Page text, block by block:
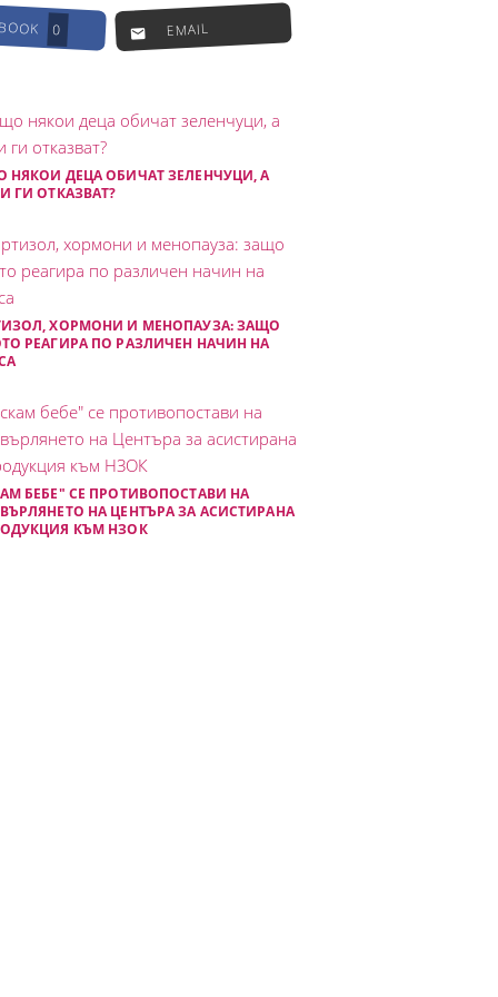
0 EMAIL
НЯКОИ ДЕЦА ОБИЧАТ ЗЕЛЕНЧУЦИ, А
ГИ ОТКАЗВАТ?
ХОРМОНИ И МЕНОПАУЗА: ЗАЩО
РЕАГИРА ПО РАЗЛИЧЕН НАЧИН НА
БЕБЕ" СЕ ПРОТИВОПОСТАВИ НА
НА ЦЕНТЪРА ЗА АСИСТИРАНА
КЪМ НЗОК